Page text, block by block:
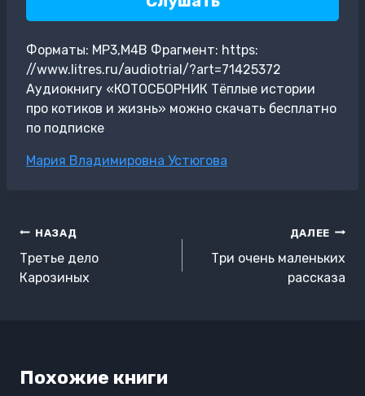
Форматы: MP3,M4B Фрагмент: https:
//www.litres.ru/audiotrial/?art=71425372
Аудиокнигу «КОТОСБОРНИК Тёплые истории
про котиков и жизнь» можно скачать бесплатно
по подписке
Метки
Мария Владимировна Устюгова
Навигация
по
записям
НАЗАД
Третье дело
Карозиных
ДАЛЕЕ
Три очень маленьких
рассказа
Похожие книги